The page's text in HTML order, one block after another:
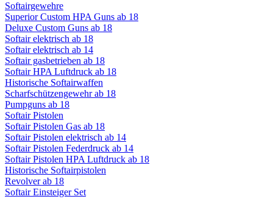
Softairgewehre
Superior Custom HPA Guns ab 18
Deluxe Custom Guns ab 18
Softair elektrisch ab 18
Softair elektrisch ab 14
Softair gasbetrieben ab 18
Softair HPA Luftdruck ab 18
Historische Softairwaffen
Scharfschützengewehr ab 18
Pumpguns ab 18
Softair Pistolen
Softair Pistolen Gas ab 18
Softair Pistolen elektrisch ab 14
Softair Pistolen Federdruck ab 14
Softair Pistolen HPA Luftdruck ab 18
Historische Softairpistolen
Revolver ab 18
Softair Einsteiger Set